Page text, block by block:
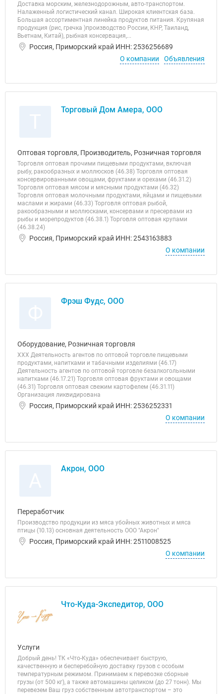
Доставка морским, железнодорожным, авто-транспортом.
Налаженный логистический канал. Широкая клиентская база.
Большая ассортиментная линейка продуктов питания. Крупяная
продукция (рис, гречка )производство России, КНР, Таиланд,
Вьетнам, Китай), рыбная консервация,...
Россия, Приморский край ИНН: 2536256689
О компании
Объявления
Торговый Дом Амера, ООО
Оптовая торговля, Производитель, Розничная торговля
Торговля оптовая прочими пищевыми продуктами, включая
рыбу, ракообразных и моллюсков (46.38) Торговля оптовая
консервированными овощами, фруктами и орехами (46.31.2)
Торговля оптовая мясом и мясными продуктами (46.32)
Торговля оптовая молочными продуктами, яйцами и пищевыми
маслами и жирами (46.33) Торговля оптовая рыбой,
ракообразными и моллюсками, консервами и пресервами из
рыбы и морепродуктов (46.38.1) Торговля оптовая крупами
(46.38.24)
Россия, Приморский край ИНН: 2543163883
О компании
Фрэш Фудс, ООО
Оборудование, Розничная торговля
ХХХ Деятельность агентов по оптовой торговле пищевыми
продуктами, напитками и табачными изделиями (46.17)
Деятельность агентов по оптовой торговле безалкогольными
напитками (46.17.21) Торговля оптовая фруктами и овощами
(46.31) Торговля оптовая свежим картофелем (46.31.11)
Организация ликвидирована
Россия, Приморский край ИНН: 2536252331
О компании
Акрон, ООО
Переработчик
Производство продукции из мяса убойных животных и мяса
птицы (10.13) основная деятельность ООО "Акрон"
Россия, Приморский край ИНН: 2511008525
О компании
Что-Куда-Экспедитор, ООО
Услуги
Добрый день! ТК «Что-Куда» обеспечивает быструю,
качественную и бесперебойную доставку грузов с особым
температурным режимом. Принимаем к перевозке сборные
грузы (от 500 кг), а также автомашины целиком (до 27 тонн). Мы
перевезем Ваш груз собственным автотранспортом – это